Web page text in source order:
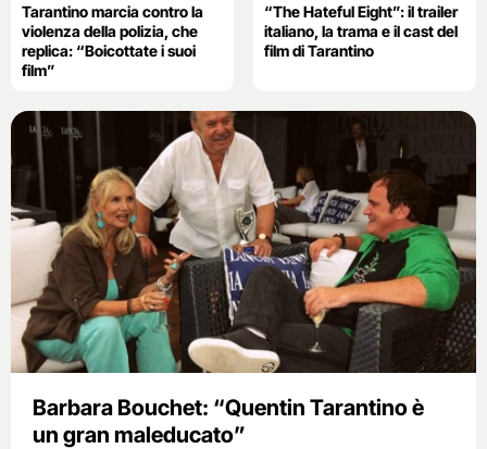
Tarantino marcia contro la
violenza della polizia, che
replica: “Boicottate i suoi
film”
“The Hateful Eight”: il trailer
italiano, la trama e il cast del
film di Tarantino
Barbara Bouchet: “Quentin Tarantino è
un gran maleducato”